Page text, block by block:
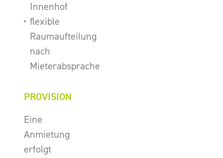
Innenhof
flexible
Raumaufteilung
nach
Mieterabsprache
PROVISION
Eine
Anmietung
erfolgt